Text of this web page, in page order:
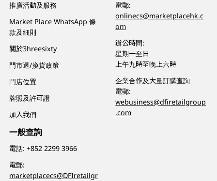
推廣活動及服務
Market Place WhatsApp 條
款及細則
關於3hreesixty
門市退/換貨政策
門店位置
牌照及許可證
加入我們
一般查詢
電話:+852 2299 3966
電郵:
marketplacecs@DFIretailgr
電郵:
onlinecs@marketplacehk.c
om
辦公時間:
星期一至日
上午九時至晚上六時
企業合作及大量訂購查詢
電郵:
webusiness@dfiretailgroup
.com